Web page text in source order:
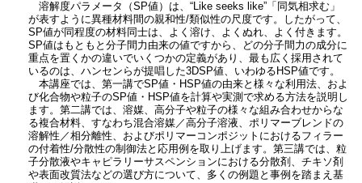
溶解度パラメータ（SP値）は、“Like seeks like”「同気相求む」
が表すように異種材料間の親和性/類似性の尺度です。したがって、
SP値が同程度の材料同士は、よく溶け、よくぬれ、よく付きます。
SP値はもともと分子間力由来の値ですから、どの分子間力の成分に
重点を置くかの違いでいくつかの定義があり、最も広く採用されて
いるのは、ハンセンらが提唱した3DSP値、いわゆるHSP値です。
本講座では、第一講でSP値・HSP値の由来と様々な利用法、およ
び化合物や粒子のSP値・HSP値を計算や実測で求める方法を説明し
ます。第二講では、溶媒、高分子や粒子の様々な組み合わせからな
る複合材料、すなわち混合溶媒／高分子溶液、ポリマーブレンドの
溶解性／相分離性、およびポリマーコンポジットにおけるフィラー
の付着性/分散性の制御法と応用例を取り上げます。第三講では、粒
子分散液やキャピラリーサスペンションにおける分散剤、チキソ剤
や表面改質法などの選び方について、多くの例題と事例を踏まえ基